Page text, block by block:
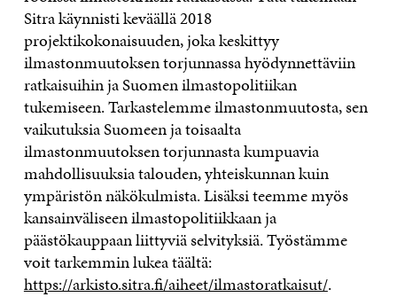
Sitra käynnisti keväällä 2018
projektikokonaisuuden, joka keskittyy
ilmastonmuutoksen torjunnassa hyödynnettäviin
ratkaisuihin ja Suomen ilmastopolitiikan
tukemiseen. Tarkastelemme ilmastonmuutosta, sen
vaikutuksia Suomeen ja toisaalta
ilmastonmuutoksen torjunnasta kumpuavia
mahdollisuuksia talouden, yhteiskunnan kuin
ympäristön näkökulmista. Lisäksi teemme myös
kansainväliseen ilmastopolitiikkaan ja
päästökauppaan liittyviä selvityksiä. Työstämme
voit tarkemmin lukea täältä:
https://arkisto.sitra.fi/aiheet/ilmastoratkaisut/.